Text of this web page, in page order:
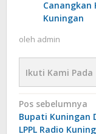
Canangkan
Kuningan
oleh admin
Ikuti Kami Pada
Navigasi
pos
Pos sebelumnya
Bupati Kuningan
LPPL Radio